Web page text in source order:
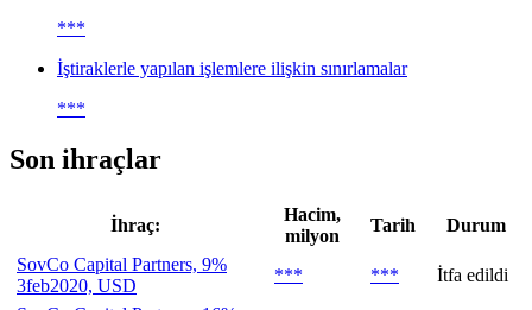
***
İştiraklerle yapılan işlemlere ilişkin sınırlamalar
***
Son ihraçlar
İhraç:
Hacim,
milyon
Tarih
Durum
SovCo Capital Partners, 9%
3feb2020, USD
*** ***
İtfa edildi